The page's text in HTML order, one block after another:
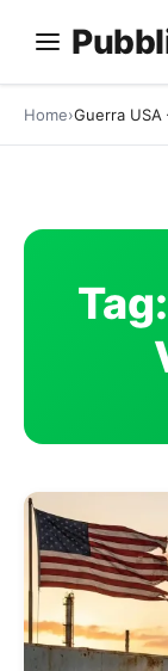
Home Guerra USA
Tag: